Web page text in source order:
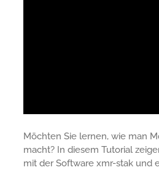
Möchten Sie lernen, wie man
macht? In diesem Tutorial
mit der Software xmr-stak und